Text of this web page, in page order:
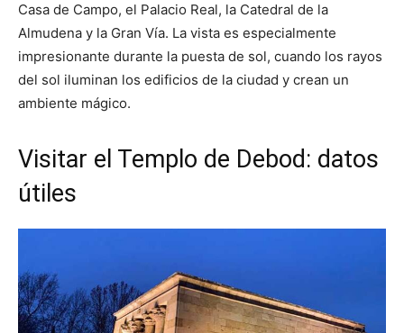
Casa de Campo, el Palacio Real, la Catedral de la
Almudena y la Gran Vía. La vista es especialmente
impresionante durante la puesta de sol, cuando los rayos
del sol iluminan los edificios de la ciudad y crean un
ambiente mágico.
Visitar el Templo de Debod: datos
útiles